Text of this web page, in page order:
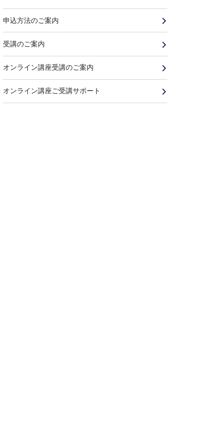
申込方法のご案内
受講のご案内
オンライン講座受講のご案内
オンライン講座ご受講サポート